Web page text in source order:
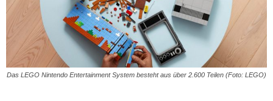
Das LEGO Nintendo Entertainment System besteht aus über 2.600 Teilen (Foto: LEGO)